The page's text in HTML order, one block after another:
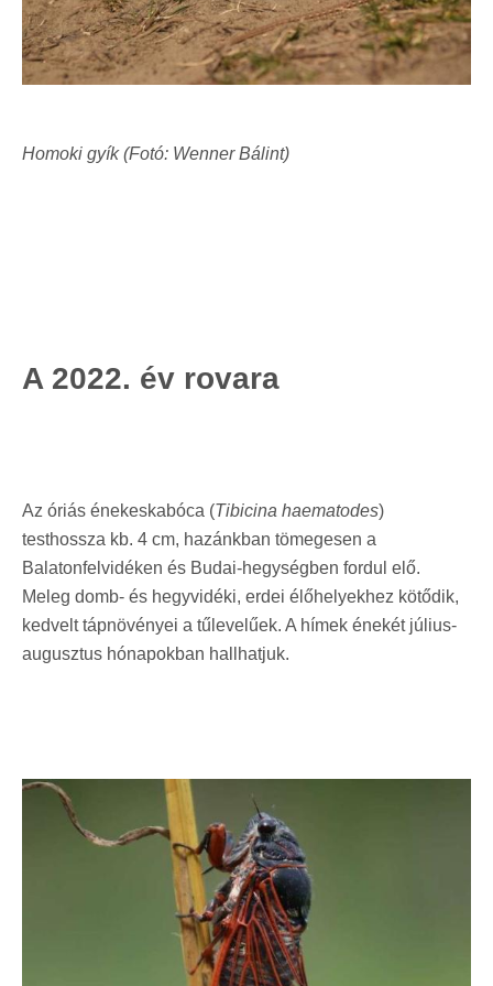
Homoki gyík (Fotó: Wenner Bálint)
A 2022. év rovara
Az óriás énekeskabóca (Tibicina haematodes)
testhossza kb. 4 cm, hazánkban tömegesen a
Balatonfelvidéken és Budai-hegységben fordul elő.
Meleg domb- és hegyvidéki, erdei élőhelyekhez kötődik,
kedvelt tápnövényei a tűlevelűek. A hímek énekét július-
augusztus hónapokban hallhatjuk.